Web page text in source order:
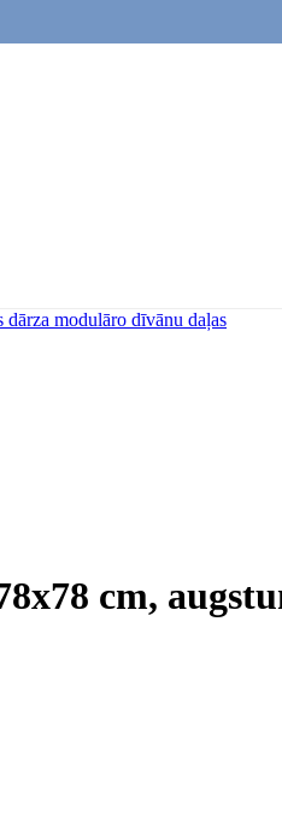
dārza modulāro dīvānu daļas
cm,